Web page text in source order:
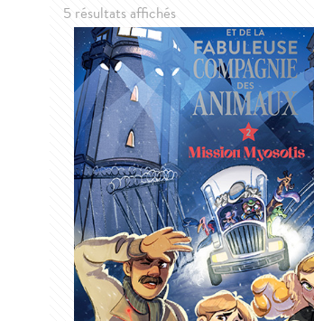
5 résultats affichésTrié
du
plus
récent
au
plus
ancien